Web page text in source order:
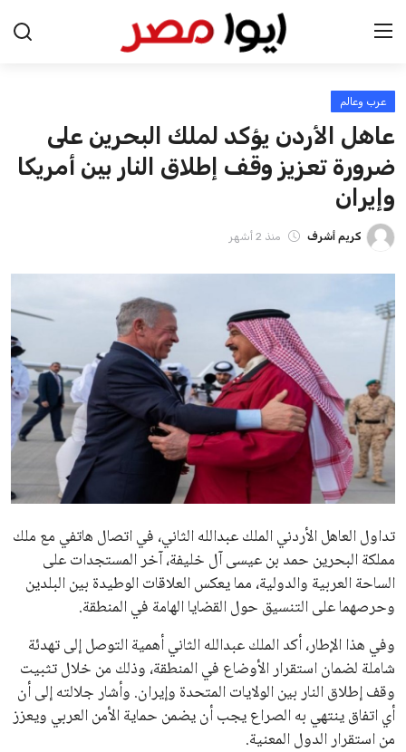
الرئيسية
اخبار مصر
عرب وعالم
اقتصاد
منوعات
فن وثقافة
علوم وتكنولوجيا
المرأة والجمال
محافظات
عرب وعالم
عاهل الأردن يؤكد لملك البحرين على
ضرورة تعزيز وقف إطلاق النار بين أمريكا
وإيران
كريم أشرف منذ 2 أشهر
تداول العاهل الأردني الملك عبدالله الثاني، في اتصال هاتفي مع ملك
مملكة البحرين حمد بن عيسى آل خليفة، آخر المستجدات على
الساحة العربية والدولية، مما يعكس العلاقات الوطيدة بين البلدين
وحرصهما على التنسيق حول القضايا الهامة في المنطقة.
وفي هذا الإطار، أكد الملك عبدالله الثاني أهمية التوصل إلى تهدئة
شاملة لضمان استقرار الأوضاع في المنطقة، وذلك من خلال تثبيت
وقف إطلاق النار بين الولايات المتحدة وإيران. وأشار جلالته إلى أن
أي اتفاق ينتهي به الصراع يجب أن يضمن حماية الأمن العربي ويعزز
من استقرار الدول المعنية.